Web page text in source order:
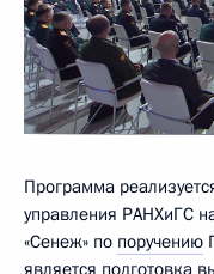
Программа
управления РАНХиГС
«Сенеж» по поручению
является подготовка